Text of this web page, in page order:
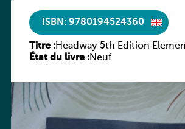
ISBN: 9780194524360
Titre :Headway 5th Edition
and Literature Companion
État du livre :Neuf